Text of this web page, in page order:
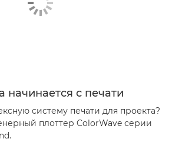
начинается с печати
систему печати для проекта?
плоттер ColorWave серии